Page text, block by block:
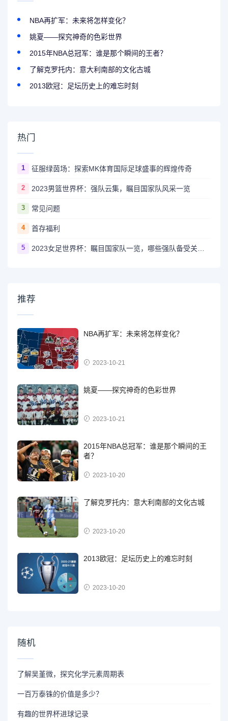
NBA再扩军：未来将怎样变化？
姚夏——探究神奇的色彩世界
2015年NBA总冠军：谁是那个瞬间的王者？
了解克罗托内：意大利南部的文化古城
2013欧冠：足坛历史上的难忘时刻
热门
1 征服绿茵场：探索MK体育国际足球盛事的辉煌传奇
2 2023男篮世界杯：强队云集，瞩目国家队风采一览
3 常见问题
4 首存福利
5
推荐
NBA再扩军：未来将怎样变化？
2023-10-21
姚夏——探究神奇的色彩世界
2023-10-21
2015年NBA总冠军：谁是那个瞬间的王
者？
2023-10-20
了解克罗托内：意大利南部的文化古城
2023-10-20
2013欧冠：足坛历史上的难忘时刻
2023-10-20
随机
了解吴堇微，探究化学元素周期表
一百万泰铢的价值是多少？
有趣的世界杯进球记录